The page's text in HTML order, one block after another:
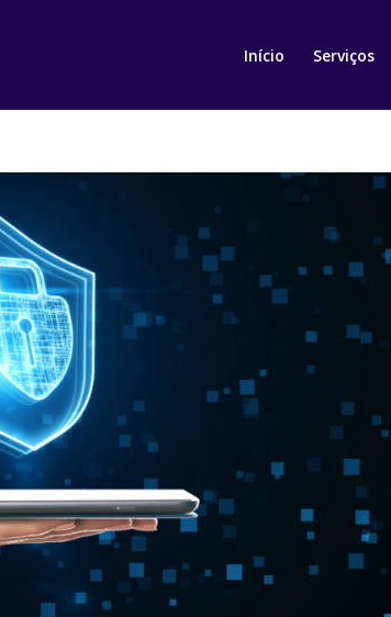
Início Serviços